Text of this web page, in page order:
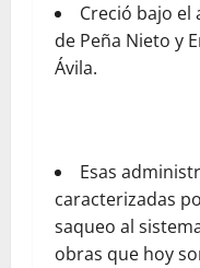
Creció bajo el
de Peña Nieto y
Ávila.
Esas
caracterizadas
saqueo al
obras que hoy